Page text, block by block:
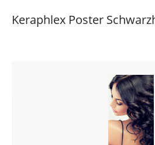
Keraphlex Poster